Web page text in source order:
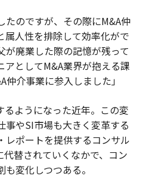
たのですが、その際にM&A仲
属人性を排除して効率化がで
が廃業した際の記憶が残って
アとしてM&A業界が抱える課
介事業に参入しました」
るようになった近年。この変
事やSI市場も大きく変革する
レポートを提供するコンサル
替されていくなかで、コン
変化しつつある。